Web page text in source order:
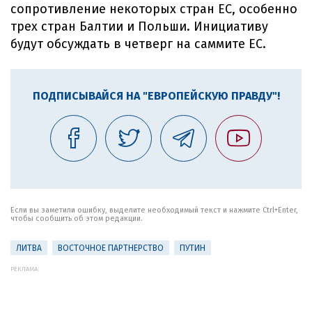
сопротивление некоторых стран ЕС, особенно
трех стран Балтии и Польши. Инициативу
будут обсуждать в четверг на саммите ЕС.
ПОДПИСЫВАЙСЯ НА "ЕВРОПЕЙСКУЮ ПРАВДУ"!
Если вы заметили ошибку, выделите необходимый текст и нажмите Ctrl+Enter,
чтобы сообщить об этом редакции.
ЛИТВА ВОСТОЧНОЕ ПАРТНЕРСТВО ПУТИН
РЕКЛАМА: